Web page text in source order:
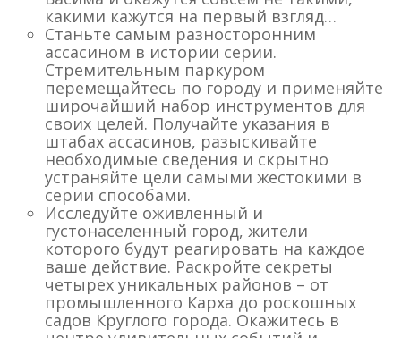
какими кажутся на первый взгляд…
Станьте самым разносторонним
ассасином в истории серии.
Стремительным паркуром
перемещайтесь по городу и применяйте
широчайший набор инструментов для
своих целей. Получайте указания в
штабах ассасинов, разыскивайте
необходимые сведения и скрытно
устраняйте цели самыми жестокими в
серии способами.
Исследуйте оживленный и
густонаселенный город, жители
которого будут реагировать на каждое
ваше действие. Раскройте секреты
четырех уникальных районов – от
промышленного Карха до роскошных
садов Круглого города. Окажитесь в